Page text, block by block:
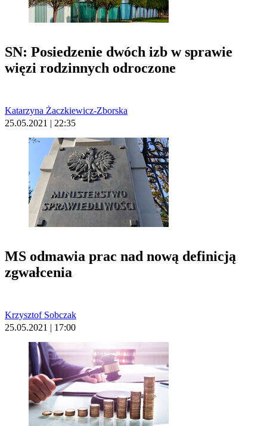
SN: Posiedzenie dwóch izb w sprawie
więzi rodzinnych odroczone
Katarzyna Żaczkiewicz-Zborska
25.05.2021 | 22:35
MS odmawia prac nad nową definicją
zgwałcenia
Krzysztof Sobczak
25.05.2021 | 17:00